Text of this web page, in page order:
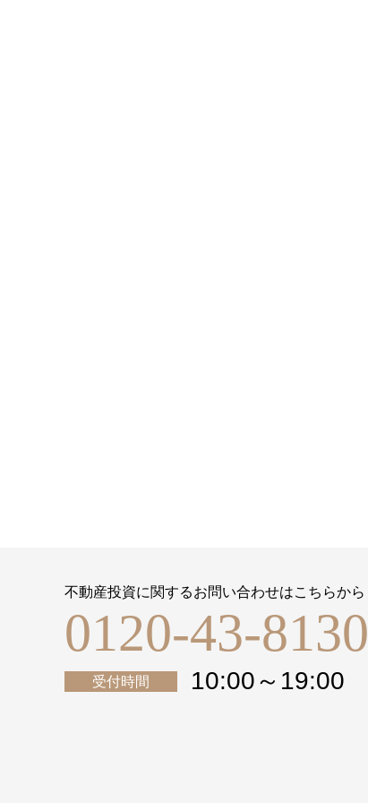
不動産投資に関するお問い合わせはこちらから
0120-43-8130
受付時間 10:00～19:00